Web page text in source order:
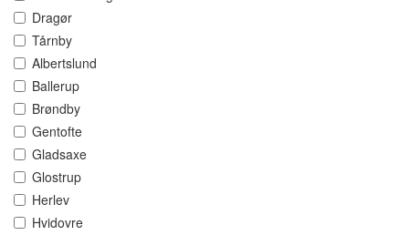
Dragør
Tårnby
Albertslund
Ballerup
Brøndby
Gentofte
Gladsaxe
Glostrup
Herlev
Hvidovre